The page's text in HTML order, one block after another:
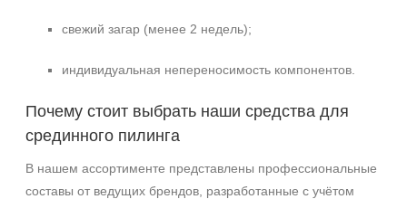
свежий загар (менее 2 недель);
индивидуальная непереносимость компонентов.
Почему стоит выбрать наши средства для
срединного пилинга
В нашем ассортименте представлены профессиональные
составы от ведущих брендов, разработанные с учётом